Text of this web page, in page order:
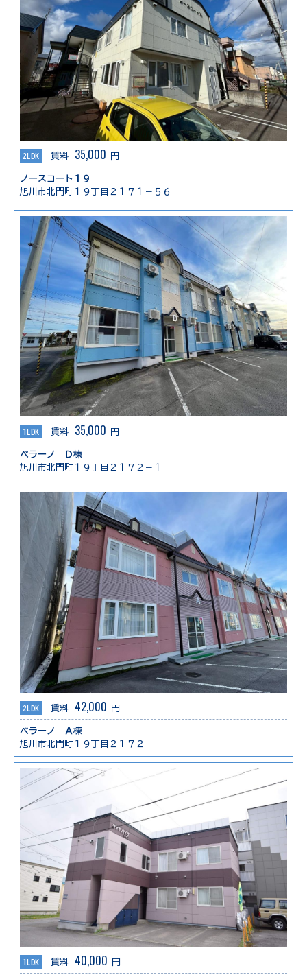
2LDK 賃料 35,000 円
ノースコート１９
旭川市北門町１９丁目２１７１－５６
1LDK 賃料 35,000 円
ベラーノ Ｄ棟
旭川市北門町１９丁目２１７２－１
2LDK 賃料 42,000 円
ベラーノ Ａ棟
旭川市北門町１９丁目２１７２
1LDK 賃料 40,000 円